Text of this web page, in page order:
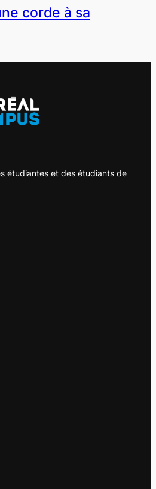
corde à sa
étudiantes et des étudiants de